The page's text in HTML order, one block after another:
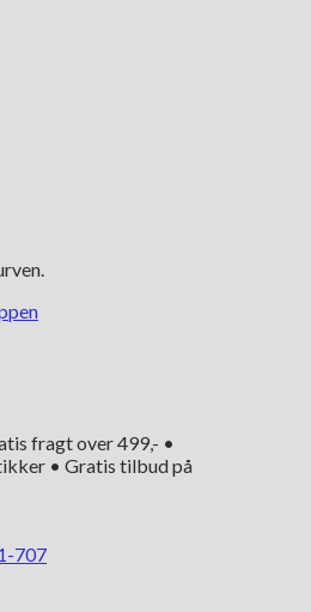
fragt over 499,- •
• Gratis tilbud på